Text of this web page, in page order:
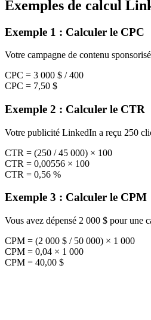
Exemples de calcul
Exemple 1 : Calculer le CPC
Votre campagne de contenu
CPC = 3 000 $ / 400
CPC = 7,50 $
Exemple 2 : Calculer le CTR
Votre publicité LinkedIn a reçu 250
CTR = (250 / 45 000) × 100
CTR = 0,00556 × 100
CTR = 0,56 %
Exemple 3 : Calculer le CPM
Vous avez dépensé 2 000 $ pour une
CPM = (2 000 $ / 50 000) × 1 000
CPM = 0,04 × 1 000
CPM = 40,00 $